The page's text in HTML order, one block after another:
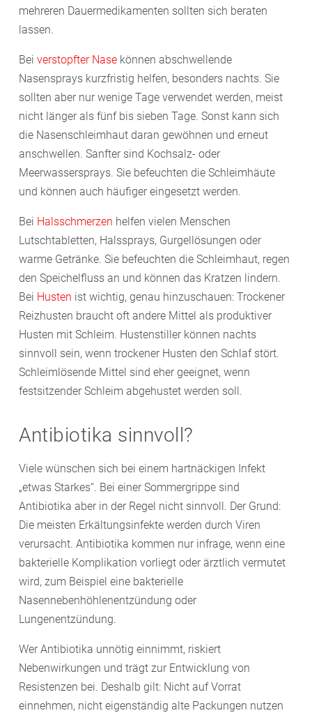
mehreren Dauermedikamenten sollten sich beraten
lassen.
Bei verstopfter Nase können abschwellende
Nasensprays kurzfristig helfen, besonders nachts. Sie
sollten aber nur wenige Tage verwendet werden, meist
nicht länger als fünf bis sieben Tage. Sonst kann sich
die Nasenschleimhaut daran gewöhnen und erneut
anschwellen. Sanfter sind Kochsalz- oder
Meerwassersprays. Sie befeuchten die Schleimhäute
und können auch häufiger eingesetzt werden.
Bei Halsschmerzen helfen vielen Menschen
Lutschtabletten, Halssprays, Gurgellösungen oder
warme Getränke. Sie befeuchten die Schleimhaut, regen
den Speichelfluss an und können das Kratzen lindern.
Bei Husten ist wichtig, genau hinzuschauen: Trockener
Reizhusten braucht oft andere Mittel als produktiver
Husten mit Schleim. Hustenstiller können nachts
sinnvoll sein, wenn trockener Husten den Schlaf stört.
Schleimlösende Mittel sind eher geeignet, wenn
festsitzender Schleim abgehustet werden soll.
Antibiotika sinnvoll?
Viele wünschen sich bei einem hartnäckigen Infekt
„etwas Starkes“. Bei einer Sommergrippe sind
Antibiotika aber in der Regel nicht sinnvoll. Der Grund:
Die meisten Erkältungsinfekte werden durch Viren
verursacht. Antibiotika kommen nur infrage, wenn eine
bakterielle Komplikation vorliegt oder ärztlich vermutet
wird, zum Beispiel eine bakterielle
Nasennebenhöhlenentzündung oder
Lungenentzündung.
Wer Antibiotika unnötig einnimmt, riskiert
Nebenwirkungen und trägt zur Entwicklung von
Resistenzen bei. Deshalb gilt: Nicht auf Vorrat
einnehmen, nicht eigenständig alte Packungen nutzen